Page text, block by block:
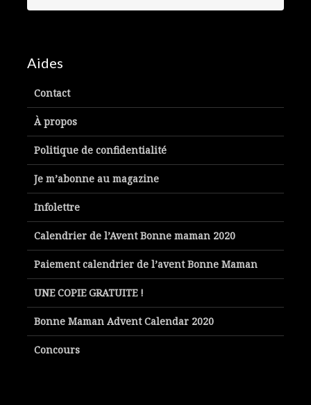
Aides
Contact
À propos
Politique de confidentialité
Je m’abonne au magazine
Infolettre
Calendrier de l’Avent Bonne maman 2020
Paiement calendrier de l’avent Bonne Maman
UNE COPIE GRATUITE !
Bonne Maman Advent Calendar 2020
Concours